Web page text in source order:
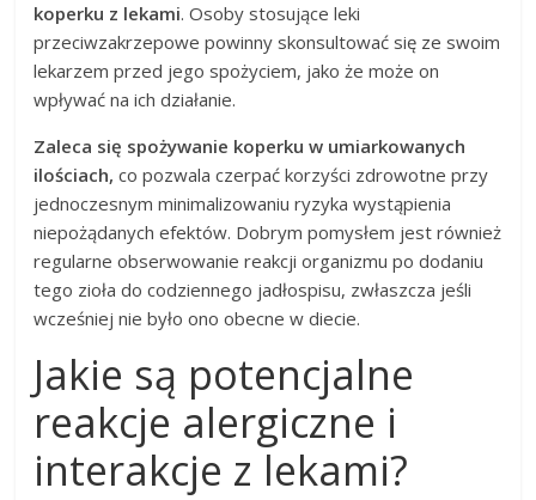
koperku z lekami. Osoby stosujące leki
przeciwzakrzepowe powinny skonsultować się ze swoim
lekarzem przed jego spożyciem, jako że może on
wpływać na ich działanie.
Zaleca się spożywanie koperku w umiarkowanych
ilościach, co pozwala czerpać korzyści zdrowotne przy
jednoczesnym minimalizowaniu ryzyka wystąpienia
niepożądanych efektów. Dobrym pomysłem jest również
regularne obserwowanie reakcji organizmu po dodaniu
tego zioła do codziennego jadłospisu, zwłaszcza jeśli
wcześniej nie było ono obecne w diecie.
Jakie są potencjalne
reakcje alergiczne i
interakcje z lekami?